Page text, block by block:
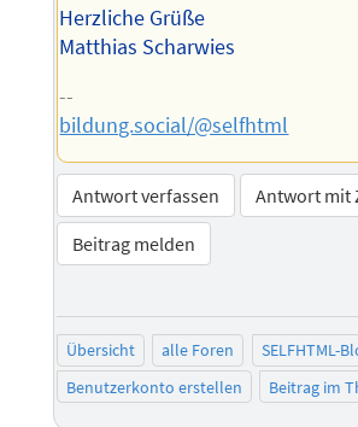
Herzliche Grüße
Matthias Scharwies
--
bildung.social/@selfhtml
Antwort verfassen
Antwort mit
Beitrag melden
Übersicht alle Foren SELFHTML-
Benutzerkonto erstellen
Beitrag im